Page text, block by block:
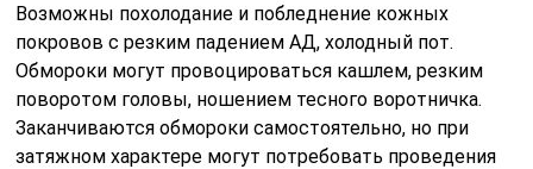
Возможны похолодание и побледнение кожных
покровов с резким падением АД, холодный пот.
Обмороки могут провоцироваться кашлем, резким
поворотом головы, ношением тесного воротничка.
Заканчиваются обмороки самостоятельно, но при
затяжном характере могут потребовать проведения